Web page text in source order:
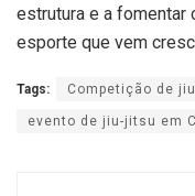
estrutura e a fomentar
esporte que vem
Tags: Competição de
evento de jiu-jitsu em